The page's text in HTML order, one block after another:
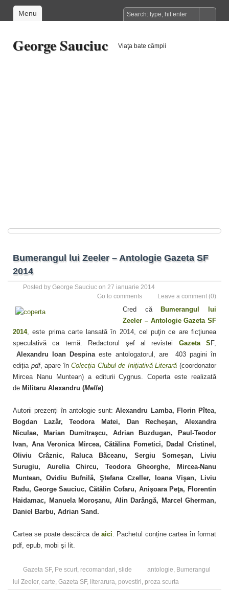
Menu
George Sauciuc Viaţa bate câmpii
Bumerangul lui Zeeler – Antologie Gazeta SF
2014
Posted by George Sauciuc on 27 ianuarie 2014
Leave a comment (0)
Go to comments
Cred că
Bumerangul lui
Zeeler – Antologie Gazeta SF
2014, este prima carte lansată în 2014, cel puţin ce are ficţiunea
speculativă ca temă. Redactorul şef al revistei Gazeta S F,
Alexandru Ioan Despinaeste antologatorul, are 403 pagini în
ediția pdf, apare înColecţia Clubul de Iniţiativă Literară (coordonator
Mircea Nanu Muntean) a editurii Cygnus. Coperta este realizată
de Militaru Alexandru (Melle).
Autorii prezenţi în antologie sunt:Alexandru Lamba, Florin Pîtea,
Bogdan Lazăr, Teodora Matei, Dan Recheşan, Alexandra
Niculae, Marian Dumitraşcu, Adrian Buzdugan, Paul-Teodor
Ivan, Ana Veronica Mircea, Cătălina Fometici, Dadal Cristinel,
Oliviu Crâznic, Raluca Băceanu, Sergiu Someşan, Liviu
Surugiu, Aurelia Chircu, Teodora Gheorghe, Mircea-Nanu
Muntean, Ovidiu Bufnilă, Ştefana Czeller, Ioana Vişan, Liviu
Radu, George Sauciuc, Cătălin Cofaru, Anişoara Peţa, Florentin
Haidamac, Manuela Moroşanu, Alin Darângă, Marcel Gherman,
Daniel Barbu, Adrian Sand.
Cartea se poate descărca de aici. Pachetul conține cartea în format
pdf, epub, mobi şi lit.
Gazeta SF, Pe scurt, recomandari, slide antologie, Bumerangul
lui Zeeler, carte, Gazeta SF, literarura, povestiri, proza scurta